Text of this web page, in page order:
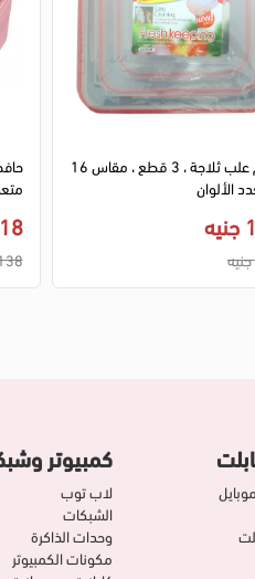
118
138
طقم علب ثلاجة ، 3 قطع ، مقاس 16
الألوان
كمبيوتر
لاب توب
الشبكات
وحدات الذاكرة
مكونات الكمبيوتر